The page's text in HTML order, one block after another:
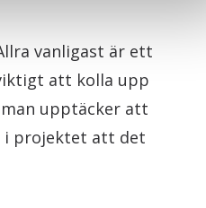
vanligast är ett
att kolla upp
upptäcker att
i projektet att det